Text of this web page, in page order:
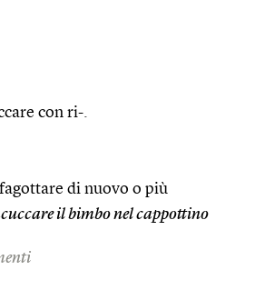
con ri-.
di nuovo o più
il bimbo nel cappottino